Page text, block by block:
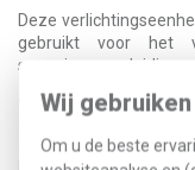
Wij
Om u de beste
Deze
gebruikt voor het
spanningsaanduiding.
Technische
Specificatie